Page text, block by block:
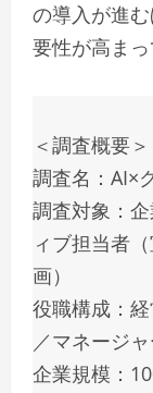
の導入が進
要性が高まっ
＜調査概要＞
調査名：AI×
調査対象：
ィブ担当者
画）
役職構成：
／マネージ
企業規模：